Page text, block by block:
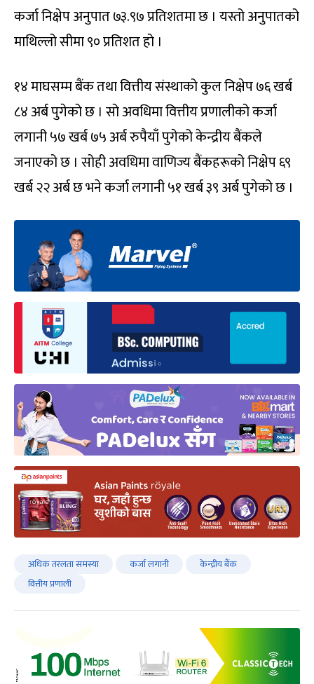
कर्जा निक्षेप अनुपात ७३.९७ प्रतिशतमा छ । यस्तो अनुपातको
माथिल्लो सीमा ९० प्रतिशत हो ।
१४ माघसम्म बैंक तथा वित्तीय संस्थाको कुल निक्षेप ७६ खर्ब
८४ अर्ब पुगेको छ । सो अवधिमा वित्तीय प्रणालीको कर्जा
लगानी ५७ खर्ब ७५ अर्ब रुपैयाँ पुगेको केन्द्रीय बैंकले
जनाएको छ । सोही अवधिमा वाणिज्य बैंकहरूको निक्षेप ६९
खर्ब २२ अर्ब छ भने कर्जा लगानी ५१ खर्ब ३९ अर्ब पुगेको छ ।
अधिक तरलता समस्या कर्जा लगानी
केन्द्रीय बैंक
वित्तीय प्रणाली